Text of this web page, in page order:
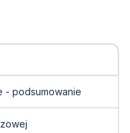
- podsumowanie